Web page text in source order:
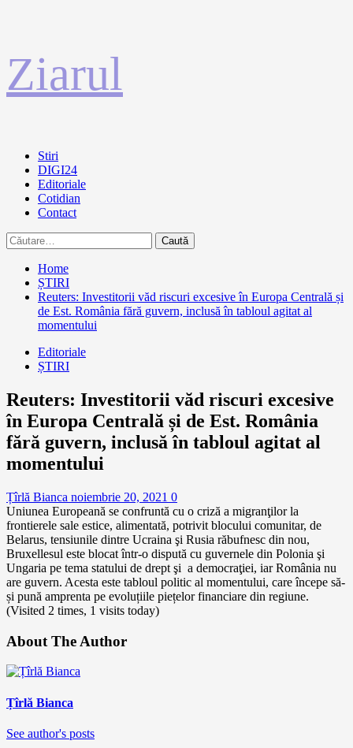
la
conținut
Ziarul
Primary
Menu
Stiri
DIGI24
Editoriale
Cotidian
Contact
Caută
după:
Home
ȘTIRI
Reuters: Investitorii văd riscuri excesive în Europa Centrală și
de Est. România fără guvern, inclusă în tabloul agitat al
momentului
Editoriale
ȘTIRI
Reuters: Investitorii văd riscuri excesive
în Europa Centrală și de Est. România
fără guvern, inclusă în tabloul agitat al
momentului
Țîrlă Bianca noiembrie 20, 2021 0
Uniunea Europeană se confruntă cu o criză a migranţilor la
frontierele sale estice, alimentată, potrivit blocului comunitar, de
Belarus, tensiunile dintre Ucraina şi Rusia răbufnesc din nou,
Bruxellesul este blocat într-o dispută cu guvernele din Polonia şi
Ungaria pe tema statului de drept şi a democraţiei, iar România nu
are guvern. Acesta este tabloul politic al momentului, care începe să-
și pună amprenta pe evoluțiile piețelor financiare din regiune.
(Visited 2 times, 1 visits today)
About The Author
Țîrlă Bianca
See author's posts